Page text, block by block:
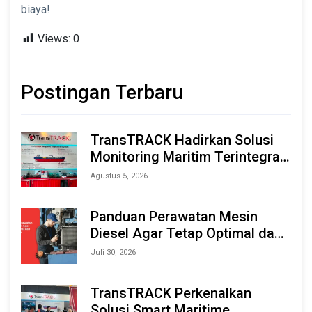
biaya!
Views: 0
Postingan Terbaru
TransTRACK Hadirkan Solusi
Monitoring Maritim Terintegrasi
Berbasis AI & IoT di Indonesia
Agustus 5, 2026
Panduan Perawatan Mesin
Diesel Agar Tetap Optimal dan
Tahan Lama
Juli 30, 2026
TransTRACK Perkenalkan